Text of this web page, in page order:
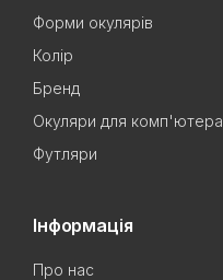
Форми окулярів
Колір
Бренд
Окуляри для комп'ютера
Футляри
Інформація
Про нас